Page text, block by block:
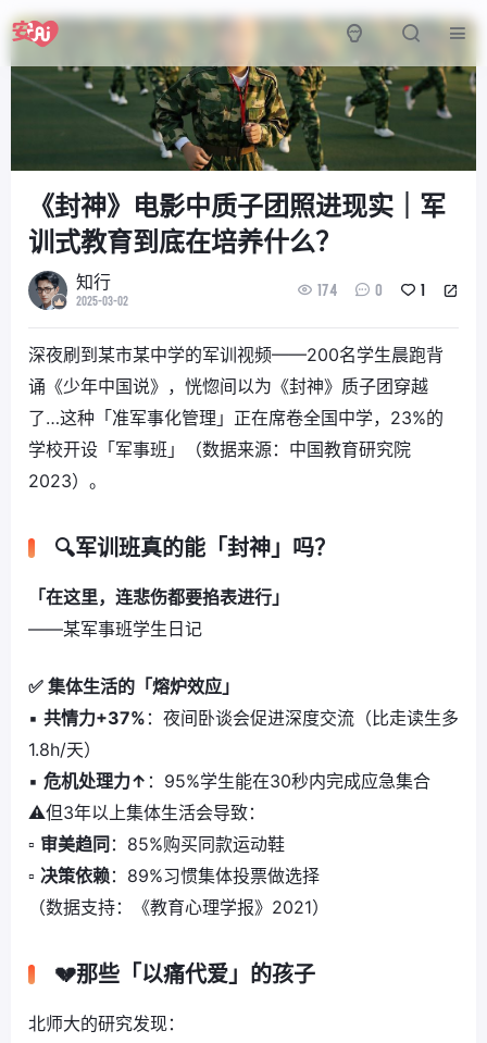
《封神》电影中质子团照进现实｜军
训式教育到底在培养什么？
知行
2025-03-02
174 0 1
深夜刷到某市某中学的军训视频——200名学生晨跑背
诵《少年中国说》，恍惚间以为《封神》质子团穿越
了…这种「准军事化管理」正在席卷全国中学，23%的
学校开设「军事班」（数据来源：中国教育研究院
2023）。
🔍军训班真的能「封神」吗？
「在这里，连悲伤都要掐表进行」
——某军事班学生日记
✅ 集体生活的「熔炉效应」
▪️ 共情力+37% ：夜间卧谈会促进深度交流（比走读生多
1.8h/天）
▪️ 危机处理力↑ ：95%学生能在30秒内完成应急集合
⚠️但3年以上集体生活会导致：
▫️ 审美趋同 ：85%购买同款运动鞋
▫️ 决策依赖：89%习惯集体投票做选择
（数据支持：《教育心理学报》2021）
💔那些「以痛代爱」的孩子
北师大的研究发现：